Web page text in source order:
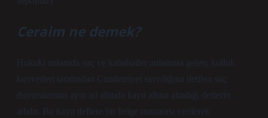
Ceraim ne demek?
Hukuki anlamda suç ve kabahatler anlamına gelen; kolluk
kuvvetleri tarafından Cumhuriyet savcılığına iletilen suç
duyurularının aynı ad altında kayıt altına alındığı defterin
adıdır. Bu kayıt deftere bir belge numarası verilerek